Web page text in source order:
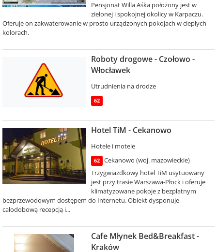
Pensjonat Willa Aśka położony jest w
zielonej i spokojnej okolicy w Karpaczu.
Oferuje on zakwaterowanie w prosto urządzonych pokojach w ciepłych
kolorach.
Roboty drogowe - Czołowo -
Włocławek
Utrudnienia na drodze
62
Hotel TiM - Cekanowo
Hotele i motele
62
Cekanowo (woj. mazowieckie)
Trzygwiazdkowy hotel TiM usytuowany
jest przy trasie Warszawa-Płock i oferuje
klimatyzowane pokoje z bezpłatnym
bezprzewodowym dostępem do Internetu. Obiekt dysponuje
całodobową recepcją i...
Cafe Młynek Bed&Breakfast -
Kraków